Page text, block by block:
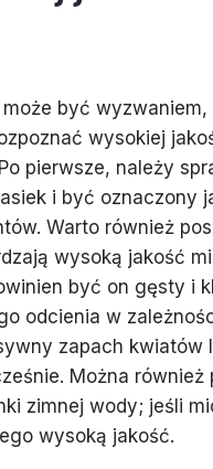
być wyzwaniem,
wysokiej
pierwsze, należy
i być oznaczony
Warto również
wysoką jakość
być on gęsty i
odcienia w
zapach
Można
zimnej wody; jeśli
wysoką jakość.